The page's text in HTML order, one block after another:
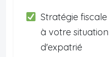
Stratégie
à votre
d'expatrié